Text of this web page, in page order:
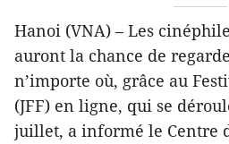
Hanoi (VNA) – Les
auront la chance de
n’importe où, grâce au
(JFF) en ligne, qui se
juillet, a informé le Centre